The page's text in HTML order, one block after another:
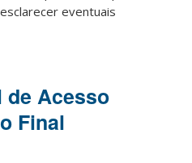
eventuais
de Acesso
Final